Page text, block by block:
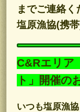
までご連絡く
塩原漁協(携
C&Rエリア
ト」開催の
いつも塩原漁